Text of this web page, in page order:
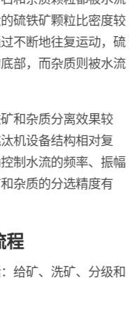
硫铁矿颗粒比密度较
不断地往复运动，硫
部，而杂质则被水流
和杂质分离效果较
机设备结构相对复
制水流的频率、振幅
杂质的分选精度有
程
给矿、洗矿、分级和